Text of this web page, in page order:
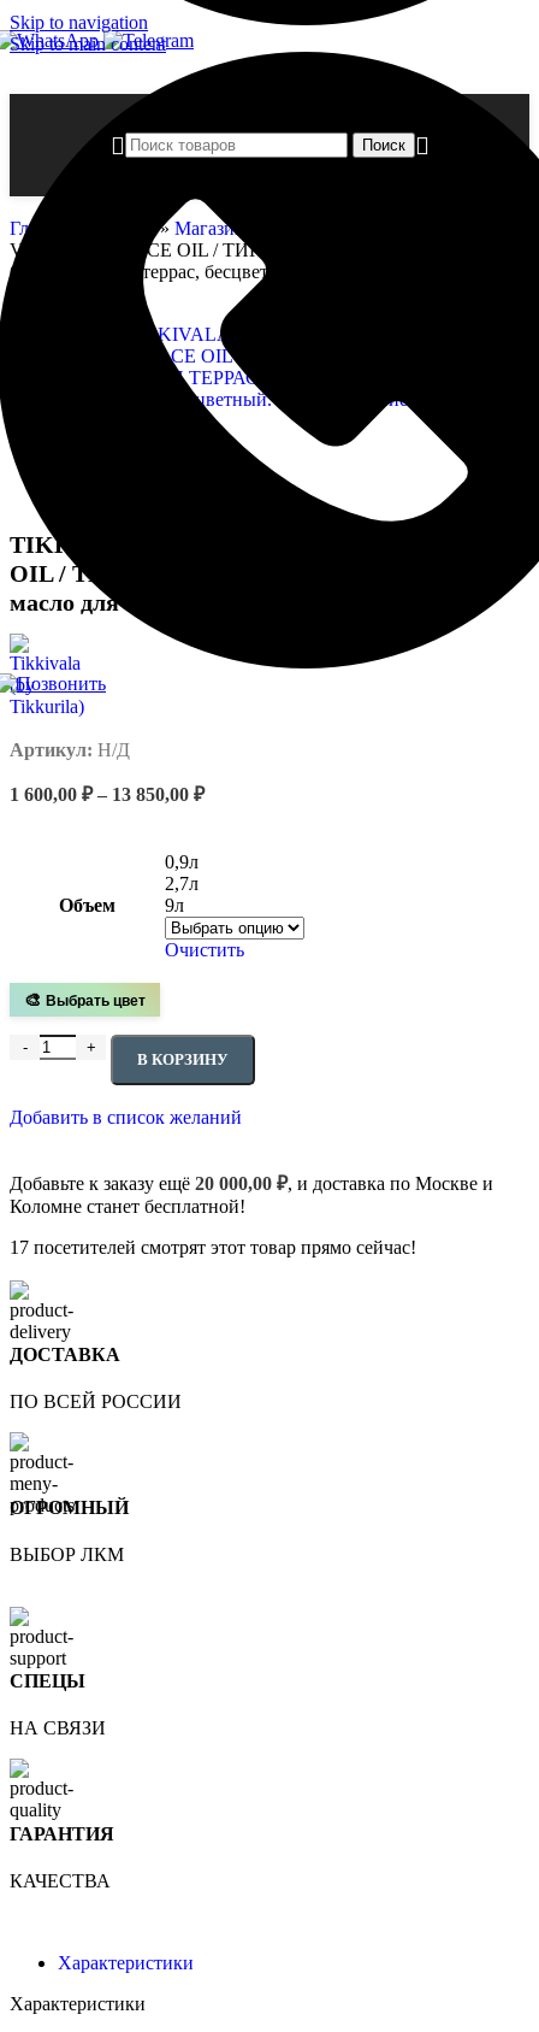
Skip to navigation
Skip to main content
Поиск
Главная страница » Магазин
VALTTI TERRACE OIL / ТИККИВАЛА ВАЛТТИ ТЕРРАС
ОЙЛ масло для террас, бесцветный.
Нажмите, чтобы увеличить
TIKKIVALA (TIKKURILA) VALTTI TERRACE
OIL / ТИККИВАЛА ВАЛТТИ ТЕРРАС ОЙЛ
масло для террас, бесцветный.
Артикул: Н/Д
1 600,00 ₽ – 13 850,00 ₽
Объем
0,9л
2,7л
9л
Очистить
🎨 Выбрать цвет
В КОРЗИНУ
Добавить в список желаний
Добавьте к заказу ещё 20 000,00 ₽, и доставка по Москве и
Коломне станет бесплатной!
17 посетителей смотрят этот товар прямо сейчас!
ДОСТАВКА
ПО ВСЕЙ РОССИИ
ОГРОМНЫЙ
ВЫБОР ЛКМ
СПЕЦЫ
НА СВЯЗИ
ГАРАНТИЯ
КАЧЕСТВА
Характеристики
Характеристики